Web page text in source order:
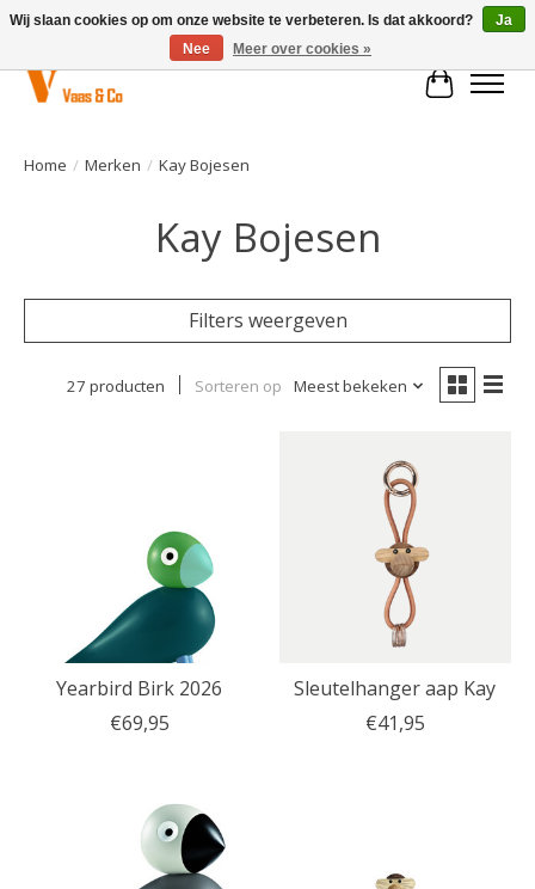
Home / Merken / Kay Bojesen
Kay Bojesen
Filters weergeven
27 producten Sorteren op Meest bekeken
Yearbird Birk 2026
€69,95
Sleutelhanger aap Kay
€41,95
Wij slaan cookies op om onze website te verbeteren. Is dat akkoord?
Ja
Nee
Meer over cookies »